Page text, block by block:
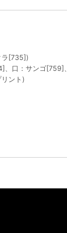
ラ[735])
、口：サンゴ[759]
ント)